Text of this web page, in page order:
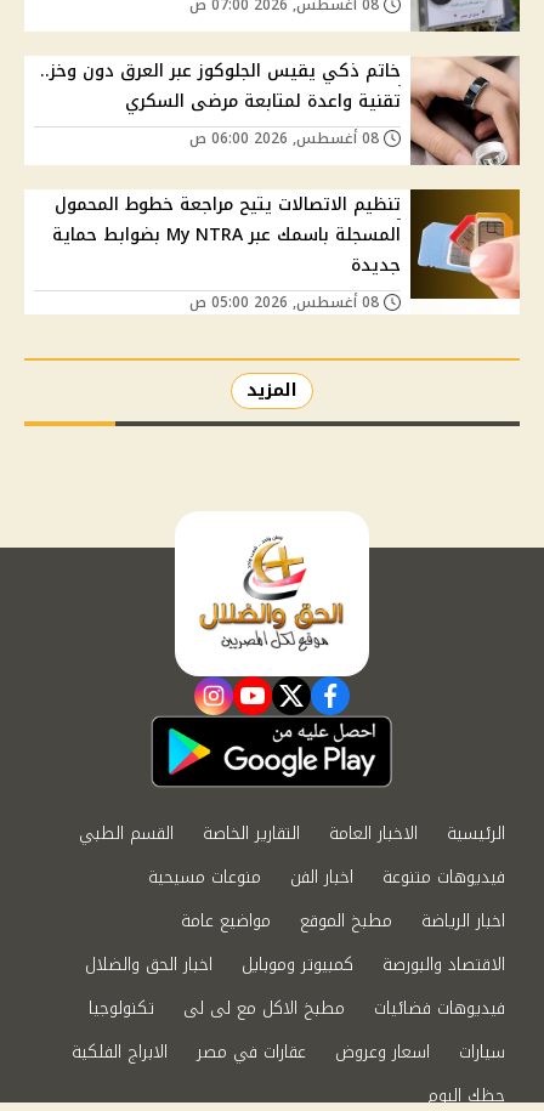
خاتم ذكي يقيس الجلوكوز عبر العرق دون وخز..
تقنية واعدة لمتابعة مرضى السكري
تنظيم الاتصالات يتيح مراجعة خطوط المحمول
المسجلة باسمك عبر My NTRA بضوابط حماية
جديدة
المزيد
facebook
twitter
youtube
instagram
الرئيسية الاخبار العامة التقارير الخاصة
القسم الطبي
فيديوهات متنوعة
اخبار الفن
منوعات مسيحية
اخبار الرياضة
مطبخ الموقع
مواضيع عامة
الاقتصاد والبورصة
كمبيوتر وموبايل
اخبار الحق والضلال
فيديوهات فضائيات
مطبخ الاكل مع لى لى
تكنولوجيا
سيارات
اسعار وعروض عقارات في مصر
الابراج الفلكية
حظك اليوم